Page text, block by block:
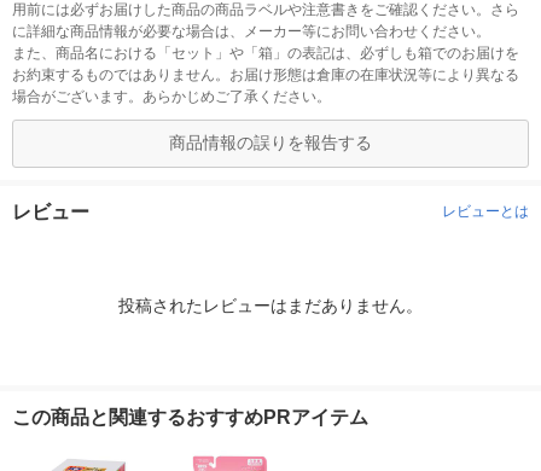
用前には必ずお届けした商品の商品ラベルや注意書きをご確認ください。さら
に詳細な商品情報が必要な場合は、メーカー等にお問い合わせください。
また、商品名における「セット」や「箱」の表記は、必ずしも箱でのお届けを
お約束するものではありません。お届け形態は倉庫の在庫状況等により異なる
場合がございます。あらかじめご了承ください。
商品情報の誤りを報告する
レビュー レビューとは
投稿されたレビューはまだありません。
この商品と関連するおすすめPRアイテム